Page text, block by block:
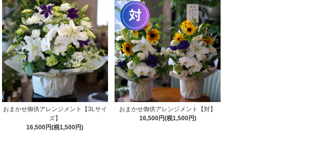
おまかせ御供アレンジメント【3Lサイ
ズ】
16,500円(税1,500円)
おまかせ御供アレンジメント【対】
16,500円(税1,500円)